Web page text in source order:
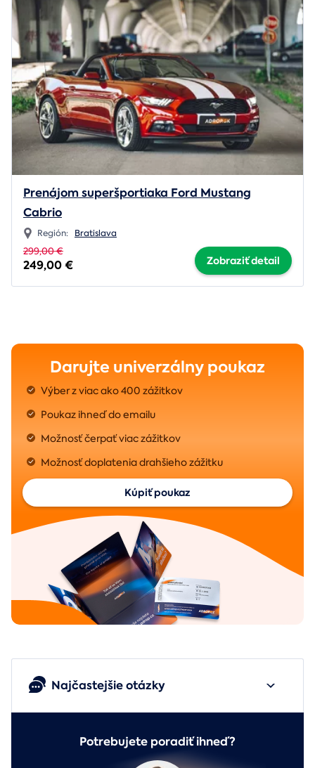
Prenájom superšportiaka Ford Mustang
Cabrio
Región: Bratislava
299,00 €
249,00 € Zobraziť detail
Darujte univerzálny poukaz
Výber z viac ako 400 zážitkov
Poukaz ihneď do emailu
Možnosť čerpať viac zážitkov
Možnosť doplatenia drahšieho zážitku
Kúpiť poukaz
Najčastejšie otázky
Potrebujete poradiť ihneď?